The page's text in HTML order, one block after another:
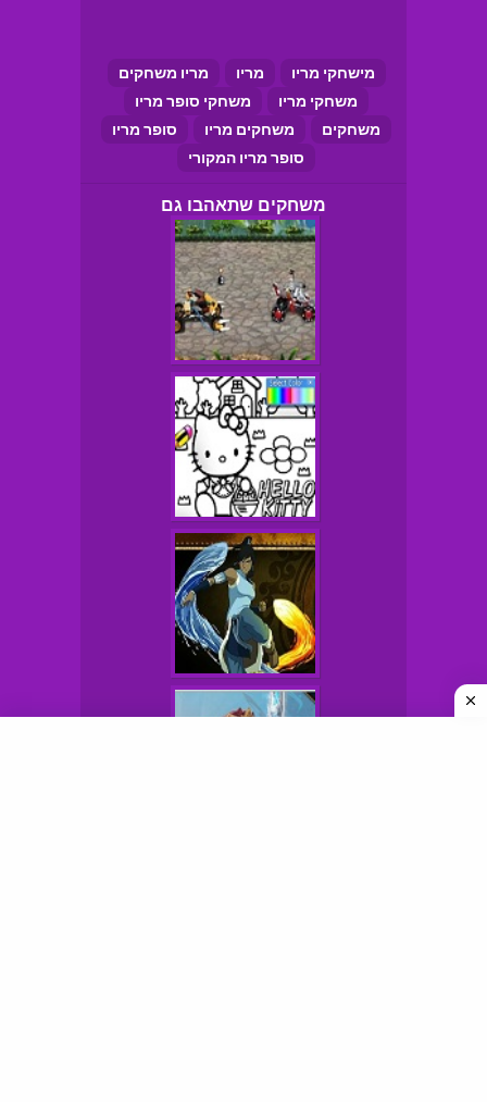
מישחקי מריו מריו
מריו משחקים
משחקי מריו
משחקי סופר מריו
משחקים
משחקים מריו
סופר מריו
סופר מריו המקורי
משחקים שתאהבו גם